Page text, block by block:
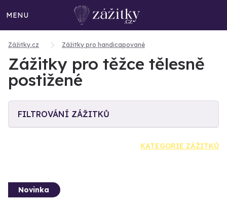
MENU
Zážitky.cz Zážitky pro handicapované
Zážitky pro těžce tělesně
postižené
FILTROVÁNÍ ZÁŽITKŮ
KATEGORIE ZÁŽITKŮ
Novinka